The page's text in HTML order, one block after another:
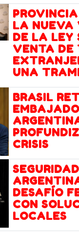
LA NUEVA
DE LA LEY
VENTA DE
UNA
BRASIL
CRISIS
DESAFÍO
CON
LOCALES